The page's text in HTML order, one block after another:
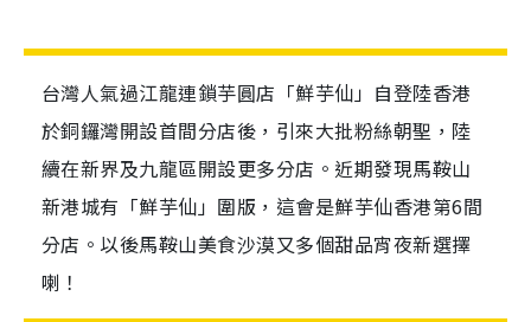
台灣人氣過江龍連鎖芋圓店「鮮芋仙」自登陸香港
於銅鑼灣開設首間分店後，引來大批粉絲朝聖，陸
續在新界及九龍區開設更多分店。近期發現馬鞍山
新港城有「鮮芋仙」圍版，這會是鮮芋仙香港第6間
分店。以後馬鞍山美食沙漠又多個甜品宵夜新選擇
喇！